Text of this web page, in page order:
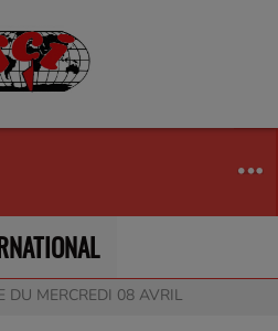
DU MERCREDI 08 AVRIL